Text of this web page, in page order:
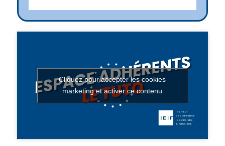
Cliquez pour accepter les cookies
marketing et activer ce contenu